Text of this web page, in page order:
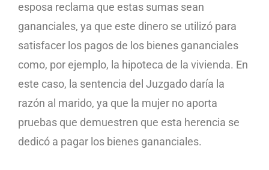
esposa reclama que estas sumas sean
gananciales, ya que este dinero se utilizó para
satisfacer los pagos de los bienes gananciales
como, por ejemplo, la hipoteca de la vivienda. En
este caso, la sentencia del Juzgado daría la
razón al marido, ya que la mujer no aporta
pruebas que demuestren que esta herencia se
dedicó a pagar los bienes gananciales.